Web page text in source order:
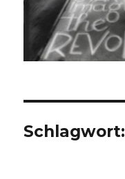
Schlagwort: